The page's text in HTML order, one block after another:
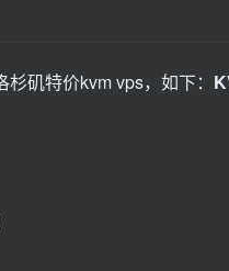
矶特价kvm vps，如下：